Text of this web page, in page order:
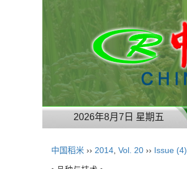
2026年8月7日 星期五
中国稻米 ›› 2014 Vol. 20 ›› Issue (4)